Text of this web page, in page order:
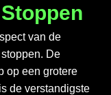
van de
De
op een grotere
de verstandigste